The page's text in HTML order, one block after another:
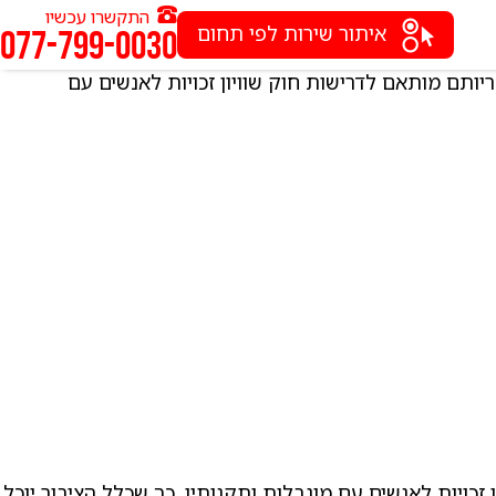
איתור שירות לפי תחום
התקשרו עכשיו
077-799-0030
מותאם לדרישות חוק שוויון זכויות לאנשים עם